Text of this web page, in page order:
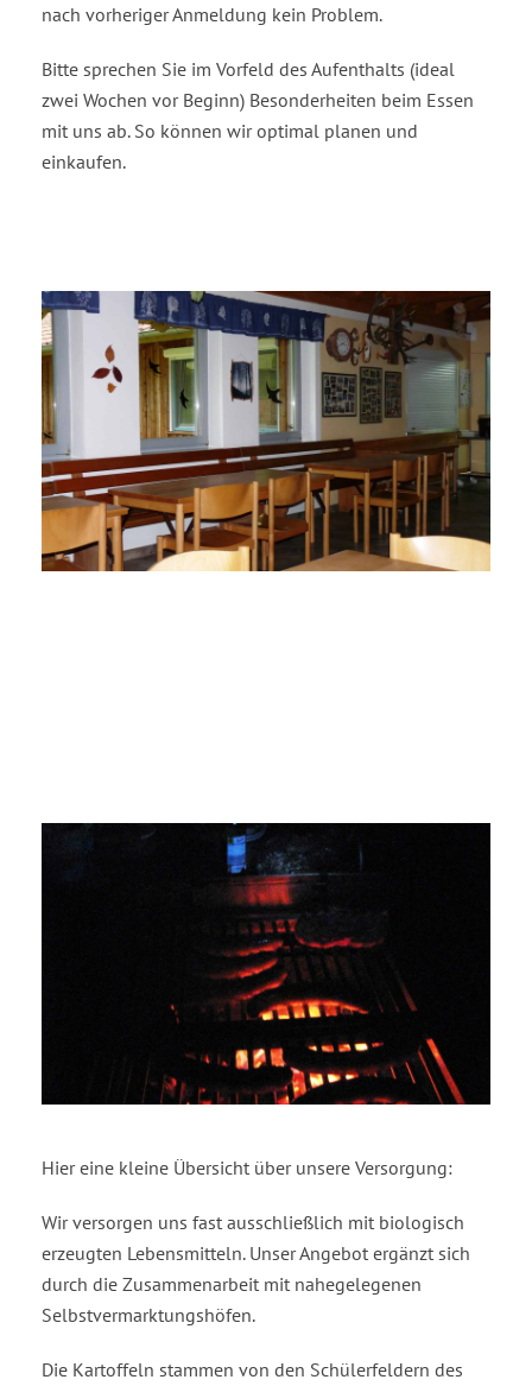
nach vorheriger Anmeldung kein Problem.
Bitte sprechen Sie im Vorfeld des Aufenthalts (ideal
zwei Wochen vor Beginn) Besonderheiten beim Essen
mit uns ab. So können wir optimal planen und
einkaufen.
Hier eine kleine Übersicht über unsere Versorgung:
Wir versorgen uns fast ausschließlich mit biologisch
erzeugten Lebensmitteln. Unser Angebot ergänzt sich
durch die Zusammenarbeit mit nahegelegenen
Selbstvermarktungshöfen.
Die Kartoffeln stammen von den Schülerfeldern des